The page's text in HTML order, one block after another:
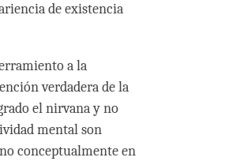
de existencia
a la
verdadera de la
el nirvana y no
mental son
no conceptualmente en